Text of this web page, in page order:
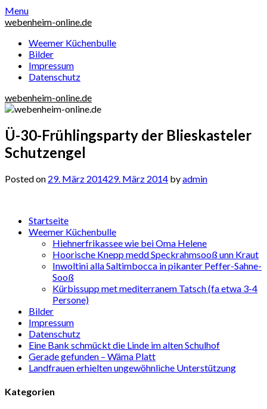
Skip
to
Menu
webenheim-online.de
Weemer Küchenbulle
Bilder
Impressum
Datenschutz
webenheim-online.de
Ü-30-Frühlingsparty der Blieskasteler
Schutzengel
Posted on 29. März 201429. März 2014 byadmin
Startseite
Weemer Küchenbulle
Hiehnerfrikassee wie bei Oma Helene
Hoorische Knepp medd Speckrahmsooß unn Kraut
Inwoltini alla Saltimbocca in pikanter Peffer-Sahne-
Sooß
Kürbissupp met mediterranem Tatsch (fa etwa 3-4
Persone)
Bilder
Impressum
Datenschutz
Eine Bank schmückt die Linde im alten Schulhof
Gerade gefunden – Wäma Platt
Landfrauen erhielten ungewöhnliche Unterstützung
Kategorien